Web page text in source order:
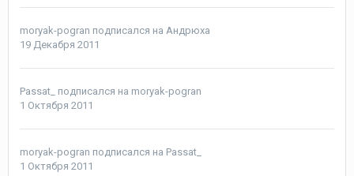
moryak-pogran подписался на Андрюха
19 Декабря 2011
Passat_ подписался на moryak-pogran
1 Октября 2011
moryak-pogran подписался на Passat_
1 Октября 2011